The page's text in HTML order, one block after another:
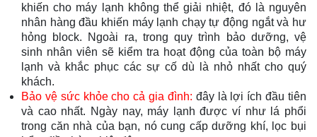
khiến cho máy lạnh không thể giải nhiệt, đó là nguyên
nhân hàng đầu khiến máy lạnh chạy tự động ngắt và hư
hỏng block. Ngoài ra, trong quy trình bảo dưỡng, vệ
sinh nhân viên sẽ kiểm tra hoạt động của toàn bộ máy
lạnh và khắc phục các sự cố dù là nhỏ nhất cho quý
khách.
Bảo vệ sức khỏe cho cả gia đình: đây là lợi ích đầu tiên
và cao nhất. Ngày nay, máy lạnh được ví như lá phổi
trong căn nhà của bạn, nó cung cấp dưỡng khí, lọc bụi